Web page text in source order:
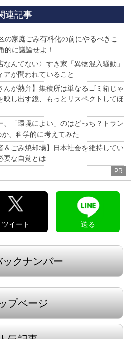
へ
連記事
の家庭ごみ有料化の前にやるべきこ
的に議論せよ！
なんてない〉すき家「異物混入騒動」
アが問われていること
んが熱弁】集積所は単なるゴミ箱じゃ
映し出す鏡、もっとリスペクトしてほ
、「環境によい」のはどっち？トラン
、科学的に考えてみた
＆ごみ焼却場】日本社会を維持してい
要な自覚とは
PR
ツイート 送る
クナンバー
プページ